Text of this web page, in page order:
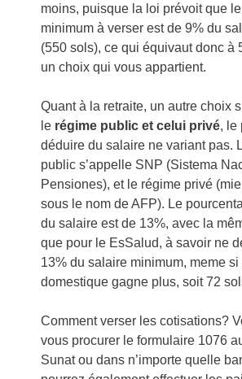
moins, puisque la loi prévoit que
minimum à verser est de 9% du
(550 sols), ce qui équivaut donc à
un choix qui vous appartient.
Quant à la retraite, un autre choix
le régime public et celui privé, le
déduire du salaire ne variant pas.
public s’appelle SNP (Sistema
Pensiones), et le régime privé
sous le nom de AFP). Le
du salaire est de 13%, avec la
que pour le EsSalud, à savoir ne
13% du salaire minimum, meme si
domestique gagne plus, soit 72
Comment verser les cotisations?
vous procurer le formulaire 1076
Sunat ou dans n’importe quelle